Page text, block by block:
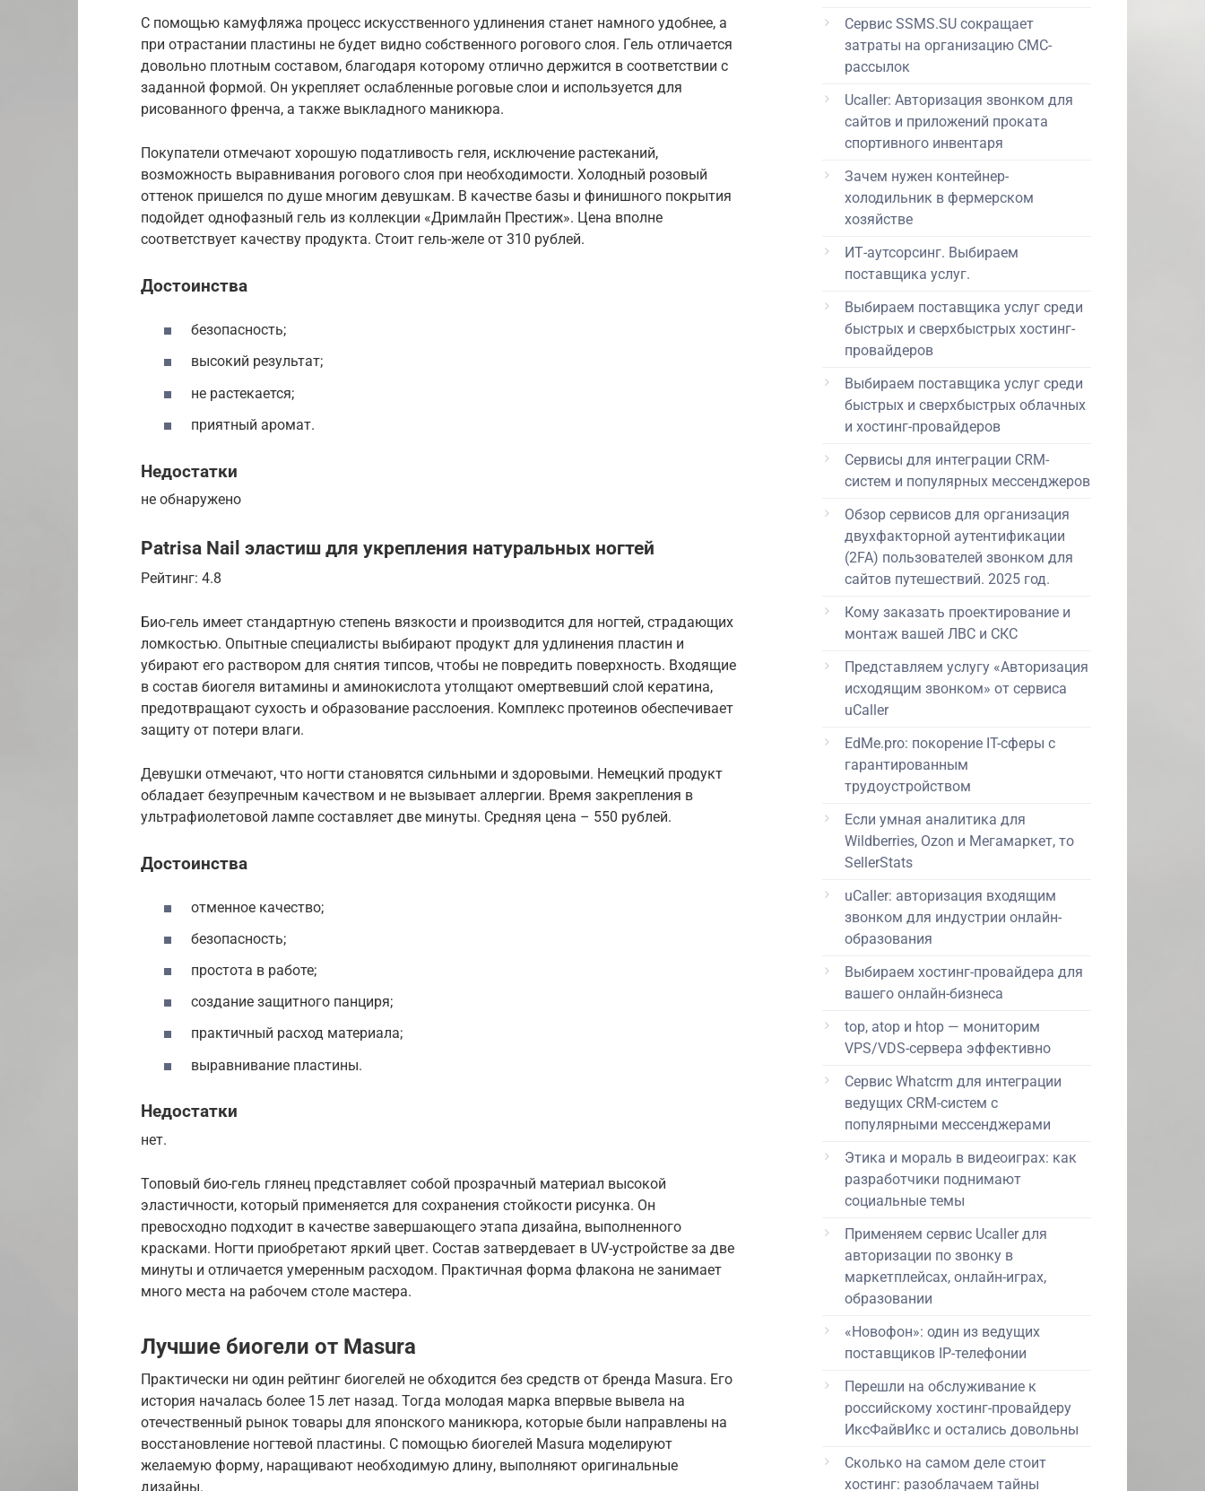
С помощью камуфляжа процесс искусственного удлинения станет намного удобнее, а
при отрастании пластины не будет видно собственного рогового слоя. Гель отличается
довольно плотным составом, благодаря которому отлично держится в соответствии с
заданной формой. Он укрепляет ослабленные роговые слои и используется для
рисованного френча, а также выкладного маникюра.
Покупатели отмечают хорошую податливость геля, исключение растеканий,
возможность выравнивания рогового слоя при необходимости. Холодный розовый
оттенок пришелся по душе многим девушкам. В качестве базы и финишного покрытия
подойдет однофазный гель из коллекции «Дримлайн Престиж». Цена вполне
соответствует качеству продукта. Стоит гель-желе от 310 рублей.
Достоинства
безопасность;
высокий результат;
не растекается;
приятный аромат.
Недостатки
не обнаружено
Patrisa Nail эластиш для укрепления натуральных ногтей
Рейтинг: 4.8
Био-гель имеет стандартную степень вязкости и производится для ногтей, страдающих
ломкостью. Опытные специалисты выбирают продукт для удлинения пластин и
убирают его раствором для снятия типсов, чтобы не повредить поверхность. Входящие
в состав биогеля витамины и аминокислота утолщают омертвевший слой кератина,
предотвращают сухость и образование расслоения. Комплекс протеинов обеспечивает
защиту от потери влаги.
Девушки отмечают, что ногти становятся сильными и здоровыми. Немецкий продукт
обладает безупречным качеством и не вызывает аллергии. Время закрепления в
ультрафиолетовой лампе составляет две минуты. Средняя цена – 550 рублей.
Достоинства
отменное качество;
безопасность;
простота в работе;
создание защитного панциря;
практичный расход материала;
выравнивание пластины.
Недостатки
нет.
Топовый био-гель глянец представляет собой прозрачный материал высокой
эластичности, который применяется для сохранения стойкости рисунка. Он
превосходно подходит в качестве завершающего этапа дизайна, выполненного
красками. Ногти приобретают яркий цвет. Состав затвердевает в UV-устройстве за две
минуты и отличается умеренным расходом. Практичная форма флакона не занимает
много места на рабочем столе мастера.
Лучшие биогели от Masura
Практически ни один рейтинг биогелей не обходится без средств от бренда Masura. Его
история началась более 15 лет назад. Тогда молодая марка впервые вывела на
отечественный рынок товары для японского маникюра, которые были направлены на
восстановление ногтевой пластины. С помощью биогелей Masura моделируют
желаемую форму, наращивают необходимую длину, выполняют оригинальные
дизайны.
Сервис SSMS.SU сокращает
затраты на организацию СМС-
рассылок
Ucaller: Авторизация звонком для
сайтов и приложений проката
спортивного инвентаря
Зачем нужен контейнер-
холодильник в фермерском
хозяйстве
ИТ-аутсорсинг. Выбираем
поставщика услуг.
Выбираем поставщика услуг среди
быстрых и сверхбыстрых хостинг-
провайдеров
Выбираем поставщика услуг среди
быстрых и сверхбыстрых облачных
и хостинг-провайдеров
Сервисы для интеграции CRM-
систем и популярных мессенджеров
Обзор сервисов для организация
двухфакторной аутентификации
(2FA) пользователей звонком для
сайтов путешествий. 2025 год.
Кому заказать проектирование и
монтаж вашей ЛВС и СКС
Представляем услугу «Авторизация
исходящим звонком» от сервиса
uCaller
EdMe.pro: покорение IT-сферы с
гарантированным
трудоустройством
Если умная аналитика для
Wildberries, Ozon и Мегамаркет, то
SellerStats
uCaller: авторизация входящим
звонком для индустрии онлайн-
образования
Выбираем хостинг-провайдера для
вашего онлайн-бизнеса
top, atop и htop — мониторим
VPS/VDS-сервера эффективно
Сервис Whatcrm для интеграции
ведущих CRM-систем с
популярными мессенджерами
Этика и мораль в видеоиграх: как
разработчики поднимают
социальные темы
Применяем сервис Ucaller для
авторизации по звонку в
маркетплейсах, онлайн-играх,
образовании
«Новофон»: один из ведущих
поставщиков IP-телефонии
Перешли на обслуживание к
российскому хостинг-провайдеру
ИксФайвИкс и остались довольны
Сколько на самом деле стоит
хостинг: разоблачаем тайны